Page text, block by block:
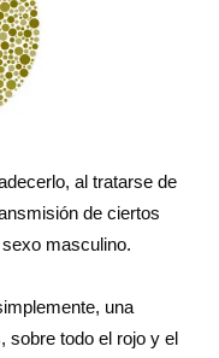
al tratarse de
de ciertos
masculino.
una
sobre todo el rojo y el